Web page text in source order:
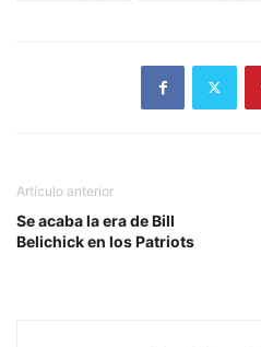
Artículo anterior
Se acaba la era de Bill
Belichick en los Patriots